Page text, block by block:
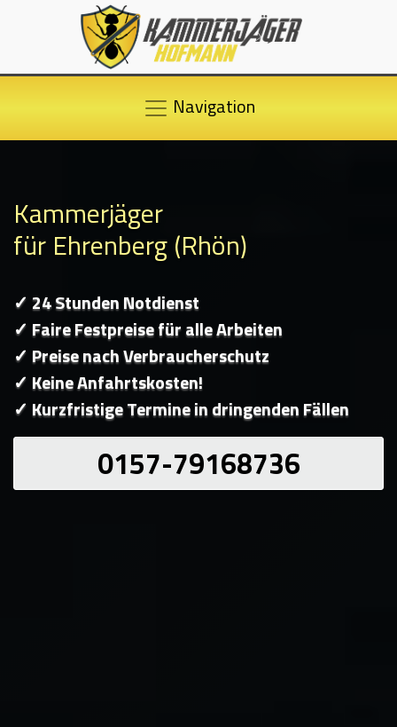
Navigation
Kammerjäger
für Ehrenberg (Rhön)
✓ 24 Stunden Notdienst
✓ Faire Festpreise für alle Arbeiten
✓ Preise nach Verbraucherschutz
✓ Keine Anfahrtskosten!
✓ Kurzfristige Termine in dringenden Fällen
0157-79168736